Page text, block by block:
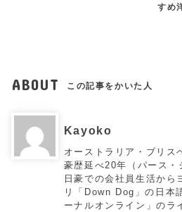
すめ
ABOUT この記事をかいた人
Kayoko
オーストラリア・ブリス
豪歴延べ20年（パース・
日豪での会社員生活から
リ「Down Dog」の日本
ーナルオンライン」のラ